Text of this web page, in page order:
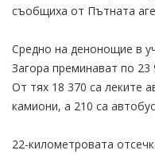
съобщиха от Пътната
Средно на денонощие в
Загора преминават по 23
От тях 18 370 са леките
камиони, а 210 са
22-километровата